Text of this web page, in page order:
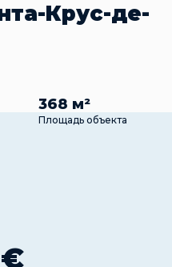
Крус-де-
368 м²
Площадь объекта